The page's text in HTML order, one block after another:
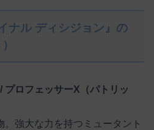
ナル ディシジョン』の
プロフェッサーX（パトリッ
。強大な力を持つミュータント